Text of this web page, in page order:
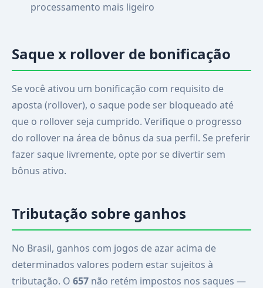
processamento mais ligeiro
Saque x rollover de bonificação
Se você ativou um bonificação com requisito de
aposta (rollover), o saque pode ser bloqueado até
que o rollover seja cumprido. Verifique o progresso
do rollover na área de bônus da sua perfil. Se preferir
fazer saque livremente, opte por se divertir sem
bônus ativo.
Tributação sobre ganhos
No Brasil, ganhos com jogos de azar acima de
determinados valores podem estar sujeitos à
tributação. O 657 não retém impostos nos saques —